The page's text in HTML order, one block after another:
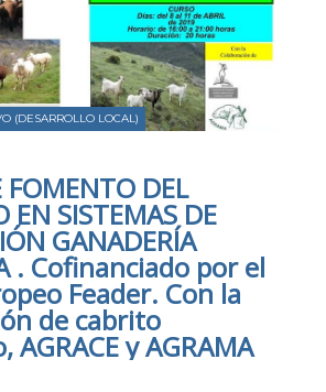
(DESARROLLO LOCAL)
FOMENTO DEL
EN SISTEMAS DE
GANADERÍA
. Cofinanciado por el
Feader. Con la
de cabrito
AGRACE y AGRAMA